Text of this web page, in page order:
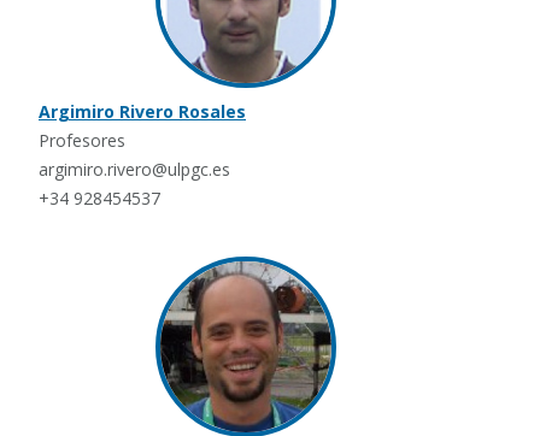
Argimiro Rivero Rosales
Profesores
argimiro.rivero@ulpgc.es
+34 928454537